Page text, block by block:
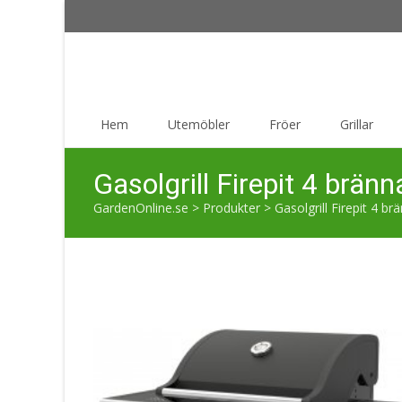
Hem Utemöbler Fröer Grillar
Gasolgrill Firepit 4
GardenOnline.se > Produkter > Gasolgrill Firepit 4